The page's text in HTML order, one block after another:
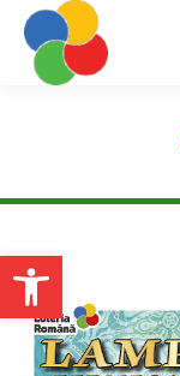
Open toolbar